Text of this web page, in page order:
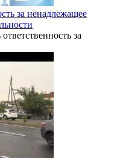
за ненадлежащее
за